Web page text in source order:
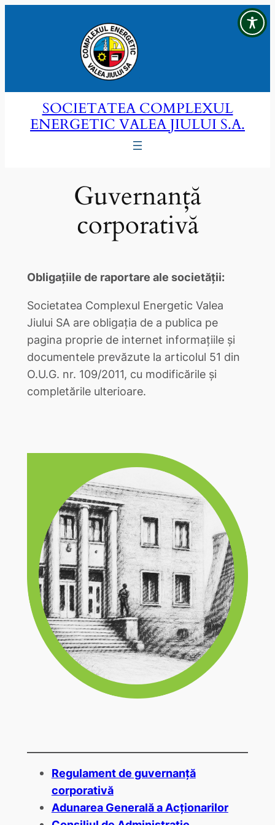
SOCIETATEA COMPLEXUL
ENERGETIC VALEA JIULUI S.A.
Guvernanță
corporativă
Obligațiile de raportare ale societății:
Societatea Complexul Energetic Valea
Jiului SA are obligația de a publica pe
pagina proprie de internet informațiile și
documentele prevăzute la articolul 51 din
O.U.G. nr. 109/2011, cu modificările și
completările ulterioare.
Regulament de guvernanță
corporativă
Adunarea Generală a Acționarilor